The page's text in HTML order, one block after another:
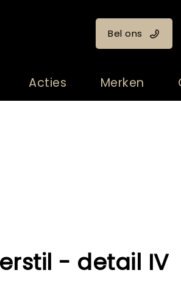
Bel ons
Acties Merken
- detail IV